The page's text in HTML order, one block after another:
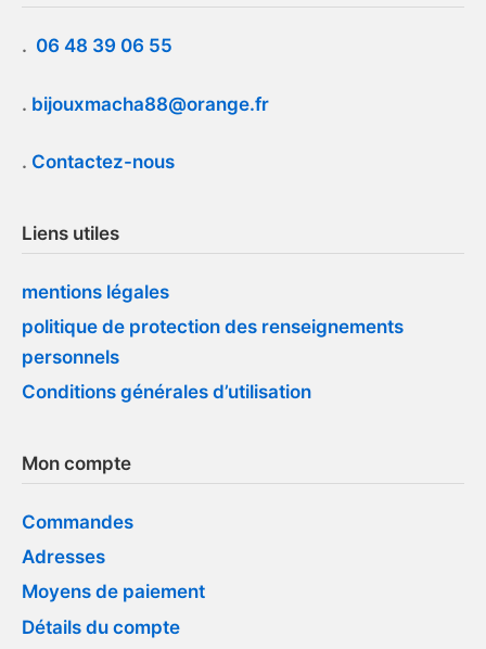
. 06 48 39 06 55
. bijouxmacha88@orange.fr
. Contactez-nous
Liens utiles
mentions légales
politique de protection des renseignements
personnels
Conditions générales d’utilisation
Mon compte
Commandes
Adresses
Moyens de paiement
Détails du compte